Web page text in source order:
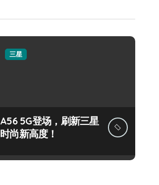
三星
A56 5G登场，刷新三星
时尚新高度！